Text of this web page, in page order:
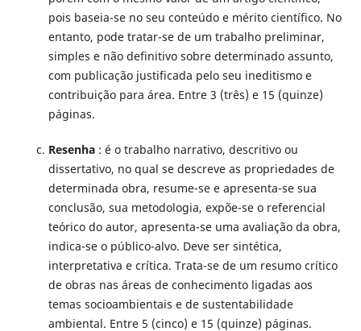
pois baseia-se no seu conteúdo e mérito científico. No
entanto, pode tratar-se de um trabalho preliminar,
simples e não definitivo sobre determinado assunto,
com publicação justificada pelo seu ineditismo e
contribuição para área. Entre 3 (três) e 15 (quinze)
páginas.
Resenha: é o trabalho narrativo, descritivo ou
dissertativo, no qual se descreve as propriedades de
determinada obra, resume-se e apresenta-se sua
conclusão, sua metodologia, expõe-se o referencial
teórico do autor, apresenta-se uma avaliação da obra,
indica-se o público-alvo. Deve ser sintética,
interpretativa e crítica. Trata-se de um resumo crítico
de obras nas áreas de conhecimento ligadas aos
temas socioambientais e de sustentabilidade
ambiental. Entre 5 (cinco) e 15 (quinze) páginas.